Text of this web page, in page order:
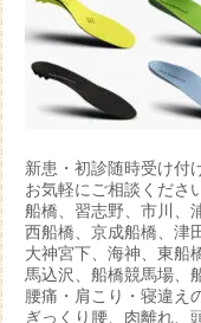
新患・初診随時受け付
お気軽にご相談くださ
船橋、習志野、市川、
西船橋、京成船橋、津
大神宮下、海神、東船
馬込沢、船橋競馬場、
腰痛・肩こり・寝違え
ぎっくり腰、肉離れ、